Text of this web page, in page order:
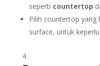
seperti countertop
Pilih countertop yang
surface, untuk